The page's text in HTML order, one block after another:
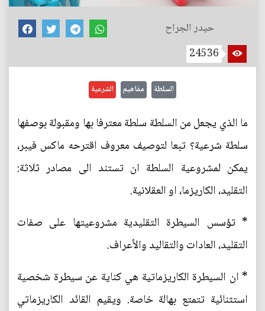
حيدر الجراح
24536
السلطة مفاهيم الشرعية
ما الذي يجعل من السلطة سلطة معترفا بها ومقبولة بوصفها
سلطة شرعية؟ تبعا لتوصيف معروف اقترحه ماكس فيبر،
يمكن لمشروعية السلطة ان تستند الى مصادر ثلاثة:
التقليد، الكاريزما، او العقلانية.
* تؤسس السيطرة التقليدية مشروعيتها على صفات
التقليد، العادات والتقاليد والأعراف.
* ان السيطرة الكاريزماتية هي كناية عن سيطرة شخصية
استثنائية تتمتع بهالة خاصة. ويقيم القائد الكاريزماتي